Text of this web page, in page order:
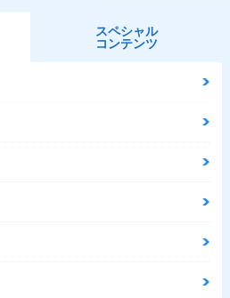
スペシャル
コンテンツ